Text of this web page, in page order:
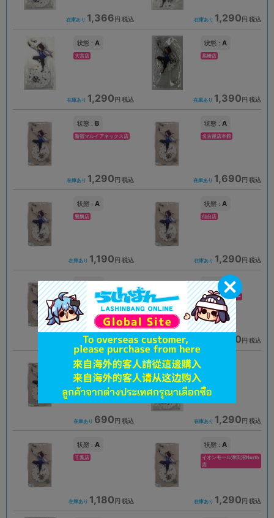
在庫あり 1,366 円 税込 在庫あり 1,290 円 税込
状態 : A
大宮店
在庫あり 1,290 円 税込
状態 : A
高崎店
在庫あり 1,390 円 税込
状態 : B
新宿マルイアネックス店
在庫あり 1,290 円 税込
状態 : A
名古屋店本館
在庫あり 1,690 円 税込
状態 : A
豊橋店
在庫あり 1,190 円 税込
状態 : A
仙台店
在庫あり 1,290 円 税込
状態 :
大阪日本橋店
1,290円 税込
状態 : A
新座流通センター
890 円 税込
状態 :B
新座流通センター
在庫あり 690 円 税込 在庫あり 1,290 円 税込
状態 : A
千葉店
在庫あり 1,180 円 税込
状態 : A
イオンモール津田沼North
店
在庫あり 1,290 円 税込